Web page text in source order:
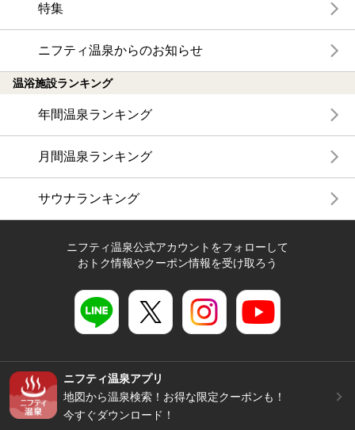
特集
ニフティ温泉からのお知らせ
温浴施設ランキング
年間温泉ランキング
月間温泉ランキング
サウナランキング
ニフティ温泉公式アカウントをフォローして
おトク情報やクーポン情報を受け取ろう
ニフティ温泉アプリ
地図から温泉検索！お得な限定クーポンも！
今すぐダウンロード！